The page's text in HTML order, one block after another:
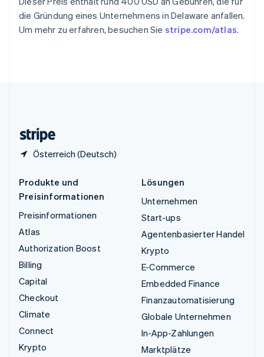
die Gründung eines Unternehmens in Delaware anfallen.
Um mehr zu erfahren, besuchen Sie stripe.com/atlas.
Österreich (Deutsch)
English
Ungarn
English
Produkte und
Preisinformationen
Preisinformationen
Atlas
Authorization Boost
Billing
Capital
Checkout
Climate
Connect
Krypto
Lösungen
Unternehmen
Start-ups
Agentenbasierter Handel
Krypto
E-Commerce
Embedded Finance
Finanzautomatisierung
Globale Unternehmen
In-App-Zahlungen
Marktplätze